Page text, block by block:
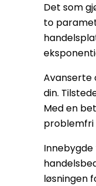
Det som
to
Avanserte
din.
Med en
problemfri
løsningen